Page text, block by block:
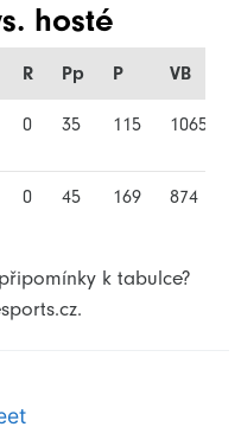
hosté
R Pp P VB
0 35 115 1065
0 45 169 874
k tabulce?